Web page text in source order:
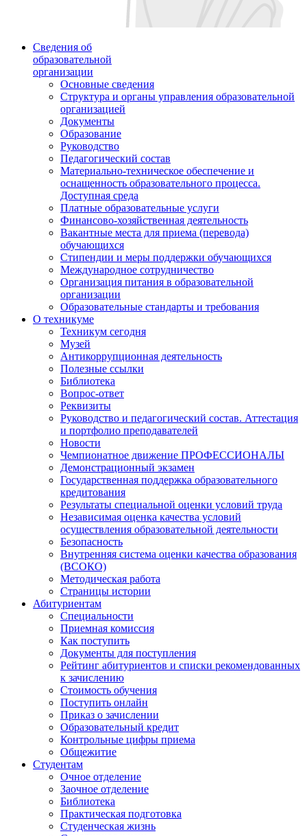
Сведения об
образовательной
организации
Основные сведения
Структура и органы управления образовательной
организацией
Документы
Образование
Руководство
Педагогический состав
Материально-техническое обеспечение и
оснащенность образовательного процесса.
Доступная среда
Платные образовательные услуги
Финансово-хозяйственная деятельность
Вакантные места для приема (перевода)
обучающихся
Стипендии и меры поддержки обучающихся
Международное сотрудничество
Организация питания в образовательной
организации
Образовательные стандарты и требования
О техникуме
Техникум сегодня
Музей
Антикоррупционная деятельность
Полезные ссылки
Библиотека
Вопрос-ответ
Реквизиты
Руководство и педагогический состав. Аттестация
и портфолио преподавателей
Новости
Чемпионатное движение ПРОФЕССИОНАЛЫ
Демонстрационный экзамен
Государственная поддержка образовательного
кредитования
Результаты специальной оценки условий труда
Независимая оценка качества условий
осуществления образовательной деятельности
Безопасность
Внутренняя система оценки качества образования
(ВСОКО)
Методическая работа
Страницы истории
Абитуриентам
Специальности
Приемная комиссия
Как поступить
Документы для поступления
Рейтинг абитуриентов и списки рекомендованных
к зачислению
Стоимость обучения
Поступить онлайн
Приказ о зачислении
Образовательный кредит
Контрольные цифры приема
Общежитие
Студентам
Очное отделение
Заочное отделение
Библиотека
Практическая подготовка
Студенческая жизнь